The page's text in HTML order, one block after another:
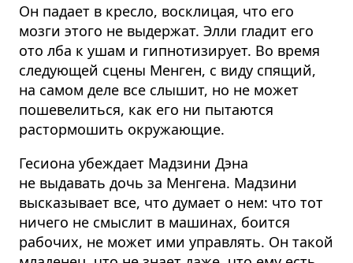
Он падает в кресло, восклицая, что его
мозги этого не выдержат. Элли гладит его
ото лба к ушам и гипнотизирует. Во время
следующей сцены Менген, с виду спящий,
на самом деле все слышит, но не может
пошевелиться, как его ни пытаются
растормошить окружающие.
Гесиона убеждает Мадзини Дэна
не выдавать дочь за Менгена. Мадзини
высказывает все, что думает о нем: что тот
ничего не смыслит в машинах, боится
рабочих, не может ими управлять. Он такой